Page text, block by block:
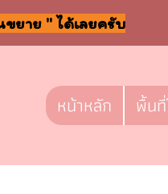
ยาย " ได้เลยครับ
หน้าหลัก พื้น